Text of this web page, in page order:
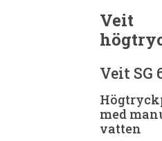
Veit
Veit SG
med
vatten